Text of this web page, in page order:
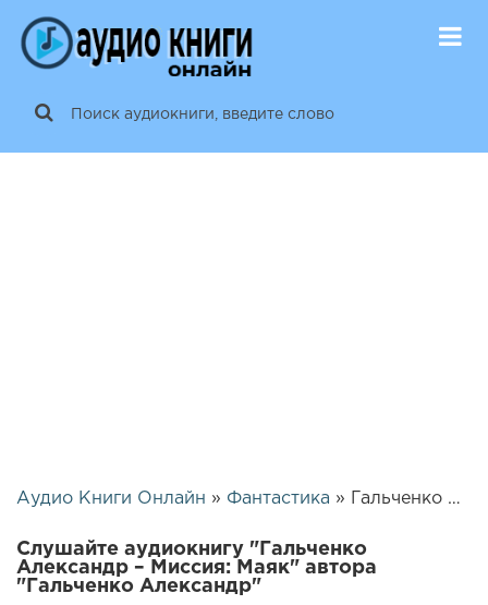
Аудио Книги Онлайн » Фантастика » Гальченко Александр – Миссия: Маяк | 26082
Слушайте аудиокнигу "Гальченко
Александр – Миссия: Маяк" автора
"Гальченко Александр"